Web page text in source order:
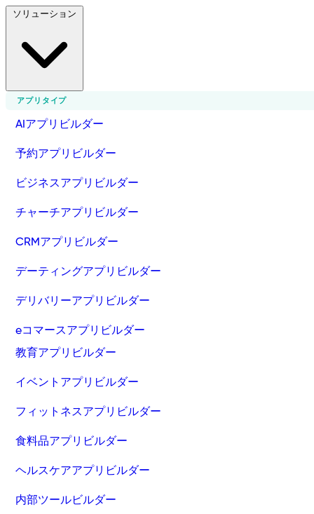
アプリタイプ
AIアプリビルダー
予約アプリビルダー
ビジネスアプリビルダー
チャーチアプリビルダー
CRMアプリビルダー
デーティングアプリビルダー
デリバリーアプリビルダー
eコマースアプリビルダー
教育アプリビルダー
イベントアプリビルダー
フィットネスアプリビルダー
食料品アプリビルダー
ヘルスケアアプリビルダー
内部ツールビルダー